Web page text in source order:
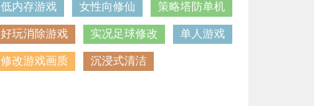
低内存游戏 女性向修仙 策略塔防单机
好玩消除游戏 实况足球修改 单人游戏
修改游戏画质 沉浸式清洁